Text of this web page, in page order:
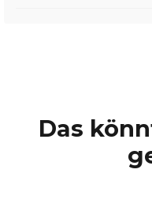
Das